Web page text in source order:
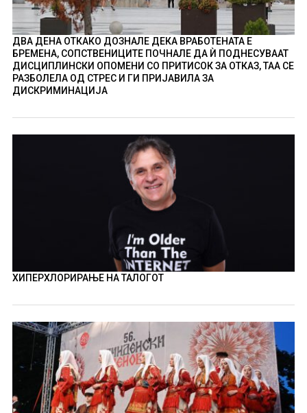
ДВА ДЕНА ОТКАКО ДОЗНАЛЕ ДЕКА ВРАБОТЕНАТА Е
БРЕМЕНА, СОПСТВЕНИЦИТЕ ПОЧНАЛЕ ДА Ѝ ПОДНЕСУВААТ
ДИСЦИПЛИНСКИ ОПОМЕНИ СО ПРИТИСОК ЗА ОТКАЗ, ТАА СЕ
РАЗБОЛЕЛА ОД СТРЕС И ГИ ПРИЈАВИЛА ЗА
ДИСКРИМИНАЦИЈА
ХИПЕРХЛОРИРАЊЕ НА ТАЛОГОТ